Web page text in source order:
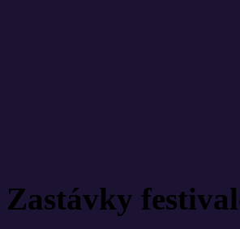
Zastávky